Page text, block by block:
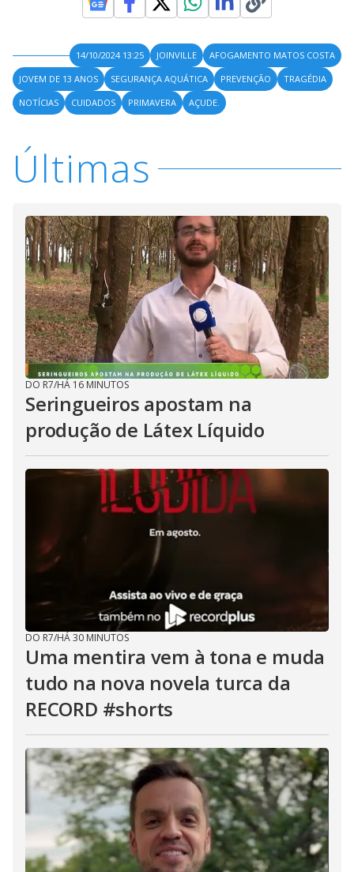
14/10/2024 13:25 JOINVILLE
AFOGAMENTO MATOS COSTA
JOVEM DE 13 ANOS
SEGURANÇA AQUÁTICA PREVENÇÃO
TRAGÉDIA
NOTÍCIAS
CUIDADOS PRIMAVERA AÇUDE.
Últimas
DO R7/HÁ 16 MINUTOS
Seringueiros apostam na
produção de Látex Líquido
DO R7/HÁ 30 MINUTOS
Uma mentira vem à tona e muda
tudo na nova novela turca da
RECORD #shorts